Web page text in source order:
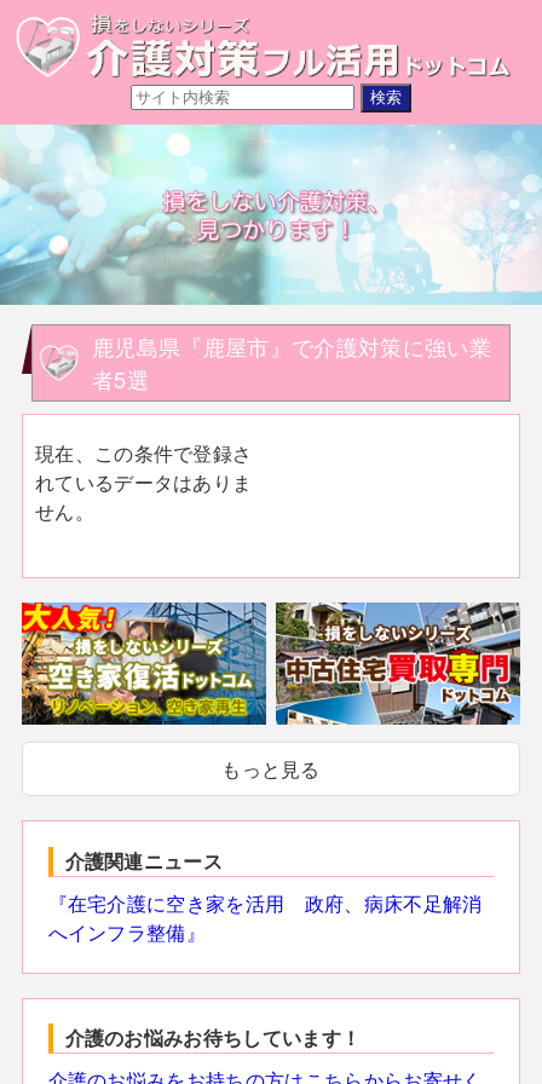
鹿児島県『鹿屋市』で介護対策に強い業
者5選
現在、この条件で登録さ
れているデータはありま
せん。
もっと見る
介護関連ニュース
『在宅介護に空き家を活用 政府、病床不足解消
へインフラ整備』
介護のお悩みお待ちしています！